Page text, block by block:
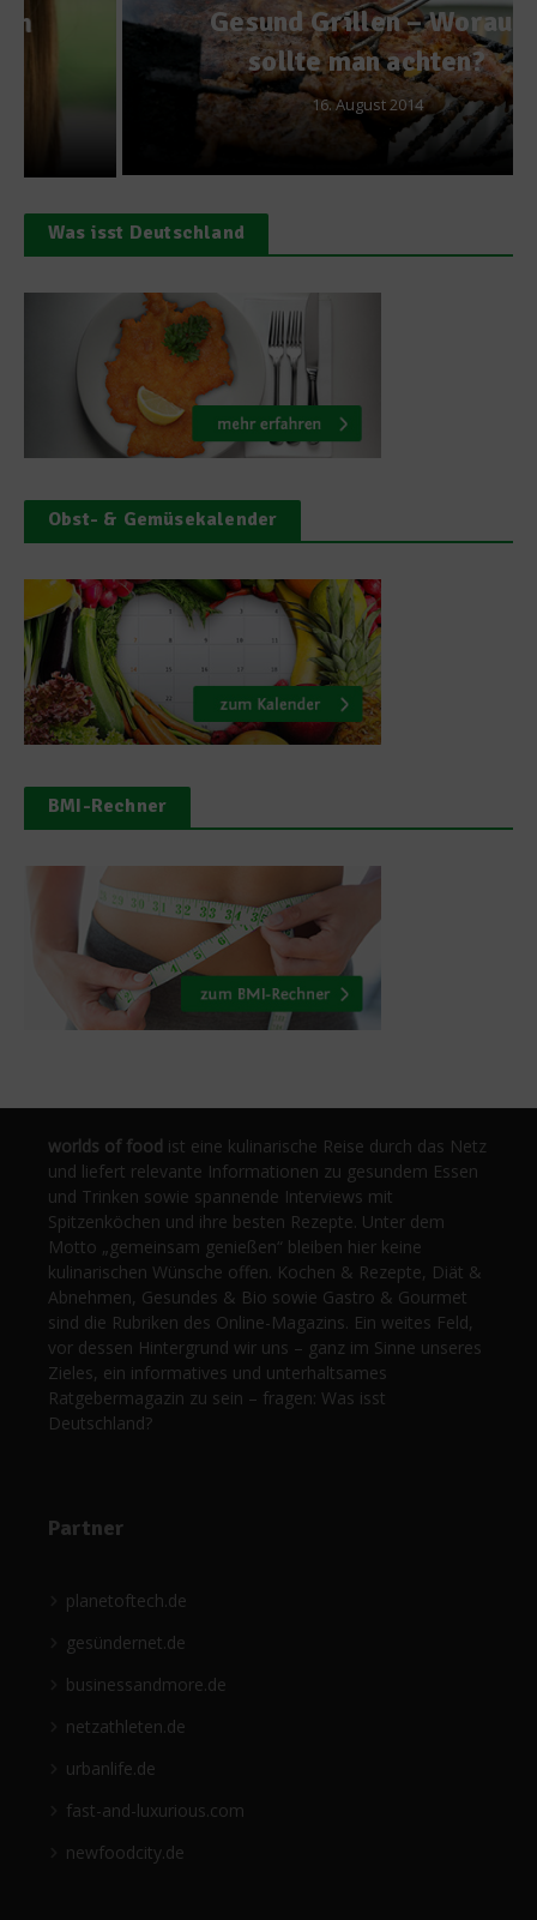
Gesund Grillen – Worauf
sollte man achten?
16. August 2014
Was isst Deutschland
Obst- & Gemüsekalender
BMI-Rechner
worlds of food ist eine kulinarische Reise durch das Netz
und liefert relevante Informationen zu gesundem Essen
und Trinken sowie spannende Interviews mit
Spitzenköchen und ihre besten Rezepte. Unter dem
Motto „gemeinsam genießen“ bleiben hier keine
kulinarischen Wünsche offen. Kochen & Rezepte, Diät &
Abnehmen, Gesundes & Bio sowie Gastro & Gourmet
sind die Rubriken des Online-Magazins. Ein weites Feld,
vor dessen Hintergrund wir uns – ganz im Sinne unseres
Zieles, ein informatives und unterhaltsames
Ratgebermagazin zu sein – fragen: Was isst
Deutschland?
Partner
planetoftech.de
gesündernet.de
businessandmore.de
netzathleten.de
urbanlife.de
fast-and-luxurious.com
newfoodcity.de